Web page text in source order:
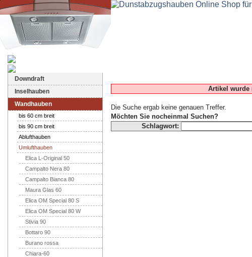
Downdraft
Inselhauben
Wandhauben
bis 60 cm breit
bis 90 cm breit
Ablufthauben
Umlufthauben
Elica L-Original 50
Campalto Nera 80
Campalto Bianca 80
Maura Glas 60
Elica OM Special 80 S
Elica OM Special 80 W
Stivia 90
Bottaro 90
Burano rossa
Chiara-60
Artikel wurde
Die Suche ergab keine genauen Treffer.
Möchten Sie nocheinmal Suchen?
Schlagwort: